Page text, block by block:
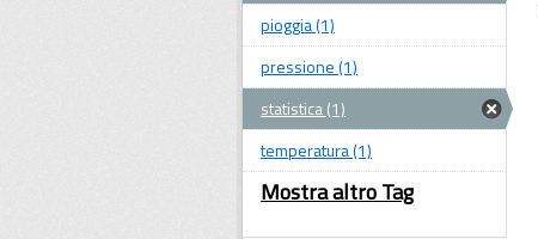
pioggia (1)
pressione (1)
statistica (1)
temperatura (1)
Mostra altro Tag